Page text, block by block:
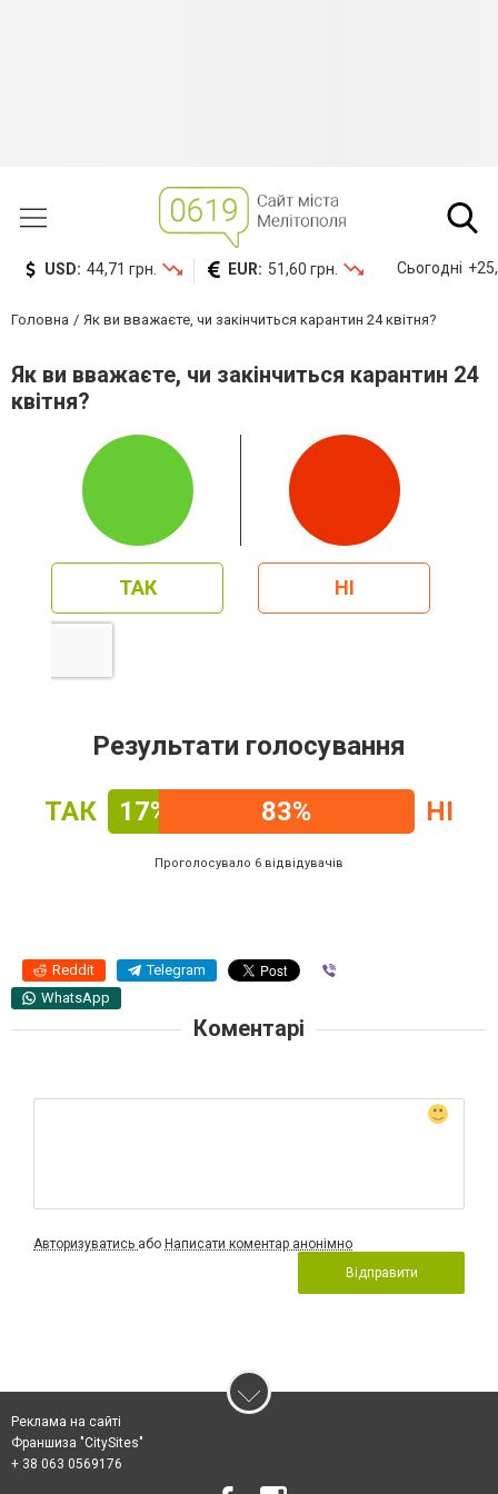
USD: 44,71 грн. EUR: 51,60 грн. Сьогодні
Головна Як ви вважаєте, чи закінчиться карантин 24 квітня?
Як ви вважаєте, чи закінчиться карантин 24
квітня?
ТАК НІ
Результати голосування
ТАК 17% 83% НІ
Проголосувало 6 відвідувачів
Reddit Telegram
WhatsApp
Коментарі
Авторизуватись або Написати коментар анонімно
Відправити
Реклама на сайті
Франшиза "CitySites"
+ 38 063 0569176